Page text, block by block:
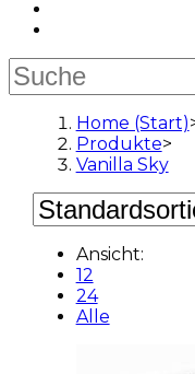
Home (Start)
Produkte>
Vanilla Sky
Ansicht:
12
24
Alle